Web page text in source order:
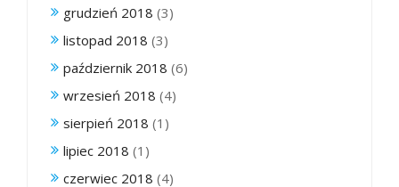
grudzień 2018 (3)
listopad 2018 (3)
październik 2018 (6)
wrzesień 2018 (4)
sierpień 2018 (1)
lipiec 2018 (1)
czerwiec 2018 (4)